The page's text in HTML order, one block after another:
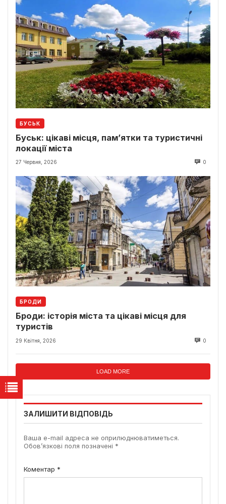
БУСЬК
Буськ: цікаві місця, пам’ятки та туристичні
локації міста
27 Червня, 2026 0
БРОДИ
Броди: історія міста та цікаві місця для
туристів
29 Квітня, 2026 0
LOAD MORE
ЗАЛИШИТИ ВІДПОВІДЬ
Ваша e-mail адреса не оприлюднюватиметься.
Обов’язкові поля позначені *
Коментар *